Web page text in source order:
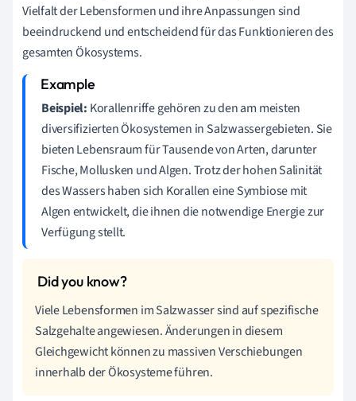
Vielfalt der Lebensformen und ihre Anpassungen sind
beeindruckend und entscheidend für das Funktionieren des
gesamten Ökosystems.
Beispiel: Korallenriffe gehören zu den am meisten
diversifizierten Ökosystemen in Salzwassergebieten. Sie
bieten Lebensraum für Tausende von Arten, darunter
Fische, Mollusken und Algen. Trotz der hohen Salinität
des Wassers haben sich Korallen eine Symbiose mit
Algen entwickelt, die ihnen die notwendige Energie zur
Verfügung stellt.
Viele Lebensformen im Salzwasser sind auf spezifische
Salzgehalte angewiesen. Änderungen in diesem
Gleichgewicht können zu massiven Verschiebungen
innerhalb der Ökosysteme führen.